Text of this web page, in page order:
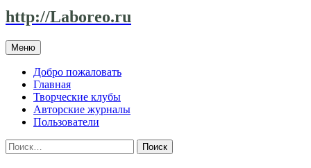
http://Laboreo.ru
Меню Перейти
к
содержимому
Добро пожаловать
Главная
Творческие клубы
Авторские журналы
Пользователи
Найти: